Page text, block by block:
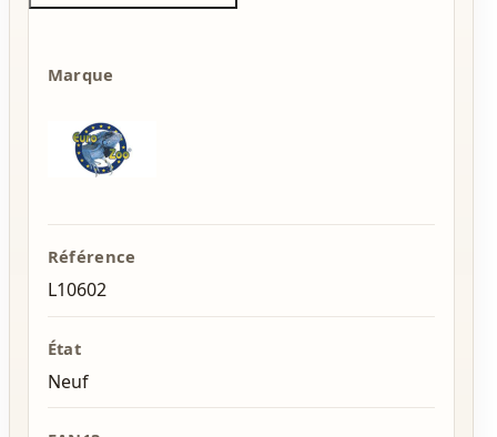
Marque
Référence
L10602
État
Neuf